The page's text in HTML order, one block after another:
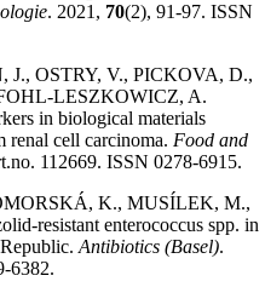
. 2021, 70(2), 91-97. ISSN
OSTRY, V., PICKOVA, D.,
LESZKOWICZ, A.
in biological materials
renal cell carcinoma. Food and
112669. ISSN 0278-6915.
K., MUSÍLEK, M.,
resistant enterococcus spp. in
Antibiotics (Basel).
6382.